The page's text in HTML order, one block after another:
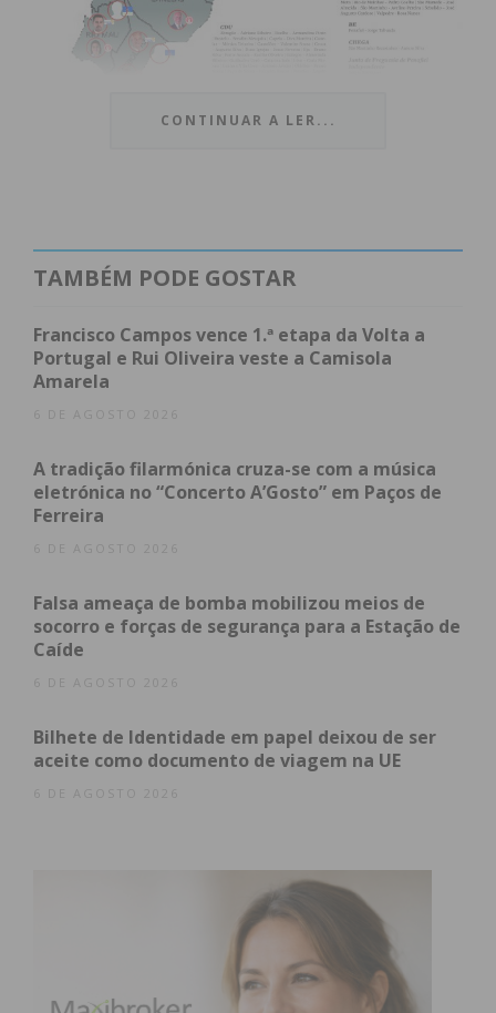
Assine nossa newsletter por e-mail e
atualizada.
Eu li e concordo com os
CONTINUAR A LER...
TAMBÉM PODE GOSTAR
Francisco Campos vence 1.ª etapa da Volta a
Portugal e Rui Oliveira veste a Camisola
Amarela
6 DE AGOSTO 2026
A tradição filarmónica cruza-se com a música
eletrónica no “Concerto A’Gosto” em Paços de
Ferreira
6 DE AGOSTO 2026
Falsa ameaça de bomba mobilizou meios de
socorro e forças de segurança para a Estação de
Caíde
6 DE AGOSTO 2026
Bilhete de Identidade em papel deixou de ser
aceite como documento de viagem na UE
6 DE AGOSTO 2026